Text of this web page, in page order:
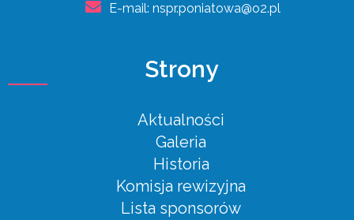
E-mail: nspr.poniatowa@o2.pl
Strony
Aktualności
Galeria
Historia
Komisja rewizyjna
Lista sponsorów